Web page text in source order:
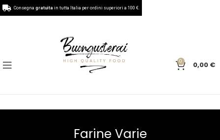
0 0,00 €
Farine Varie
Consegna gratuita in tutta Italia per ordini superiori a 100 €.